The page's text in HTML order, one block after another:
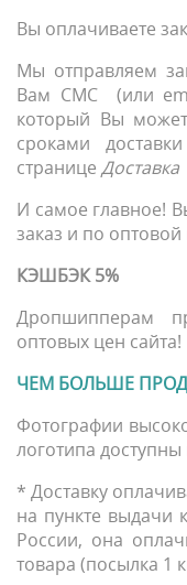
Вы оплачиваете
Мы отправляем
Вам СМС (или
который Вы
сроками
странице Доставка
И самое главное!
заказ и по
КЭШБЭК 5%
Дропшипперам
оптовых цен сайта!
ЧЕМ БОЛЬШЕ
Фотографии
логотипа
* Доставку
на пункте выдачи
России, она
товара (посылка 1